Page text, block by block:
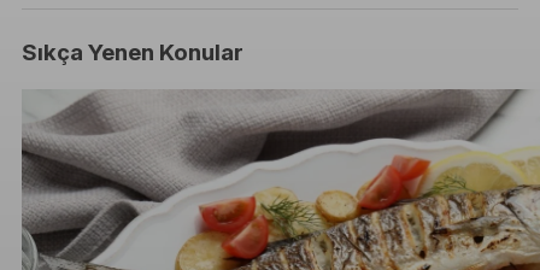
Sıkça Yenen Konular